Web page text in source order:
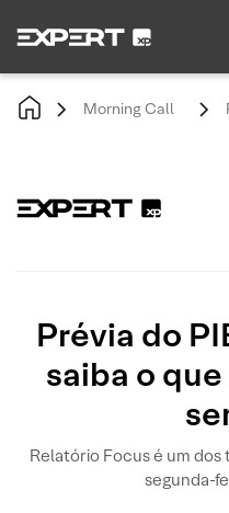
Morning Call
Prévia do
saiba o
Relatório Focus é um
segunda-